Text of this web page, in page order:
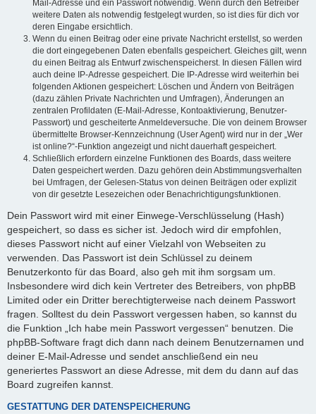
Mail-Adresse und ein Passwort notwendig. Wenn durch den Betreiber
weitere Daten als notwendig festgelegt wurden, so ist dies für dich vor
deren Eingabe ersichtlich.
Wenn du einen Beitrag oder eine private Nachricht erstellst, so werden
die dort eingegebenen Daten ebenfalls gespeichert. Gleiches gilt, wenn
du einen Beitrag als Entwurf zwischenspeicherst. In diesen Fällen wird
auch deine IP-Adresse gespeichert. Die IP-Adresse wird weiterhin bei
folgenden Aktionen gespeichert: Löschen und Ändern von Beiträgen
(dazu zählen Private Nachrichten und Umfragen), Änderungen an
zentralen Profildaten (E-Mail-Adresse, Kontoaktivierung, Benutzer-
Passwort) und gescheiterte Anmeldeversuche. Die von deinem Browser
übermittelte Browser-Kennzeichnung (User Agent) wird nur in der „Wer
ist online?“-Funktion angezeigt und nicht dauerhaft gespeichert.
Schließlich erfordern einzelne Funktionen des Boards, dass weitere
Daten gespeichert werden. Dazu gehören dein Abstimmungsverhalten
bei Umfragen, der Gelesen-Status von deinen Beiträgen oder explizit
von dir gesetzte Lesezeichen oder Benachrichtigungsfunktionen.
Dein Passwort wird mit einer Einwege-Verschlüsselung (Hash)
gespeichert, so dass es sicher ist. Jedoch wird dir empfohlen,
dieses Passwort nicht auf einer Vielzahl von Webseiten zu
verwenden. Das Passwort ist dein Schlüssel zu deinem
Benutzerkonto für das Board, also geh mit ihm sorgsam um.
Insbesondere wird dich kein Vertreter des Betreibers, von phpBB
Limited oder ein Dritter berechtigterweise nach deinem Passwort
fragen. Solltest du dein Passwort vergessen haben, so kannst du
die Funktion „Ich habe mein Passwort vergessen“ benutzen. Die
phpBB-Software fragt dich dann nach deinem Benutzernamen und
deiner E-Mail-Adresse und sendet anschließend ein neu
generiertes Passwort an diese Adresse, mit dem du dann auf das
Board zugreifen kannst.
GESTATTUNG DER DATENSPEICHERUNG